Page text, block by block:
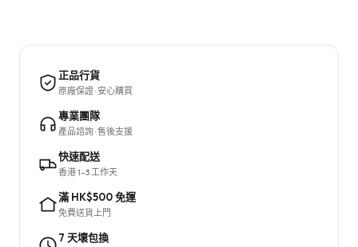
正品行貨
原廠保證 · 安心購買
專業團隊
產品諮詢 · 售後支援
快速配送
香港 1–3 工作天
滿 HK$500 免運
免費送貨上門
7 天壞包換